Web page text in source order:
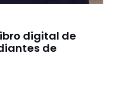
digital de
de